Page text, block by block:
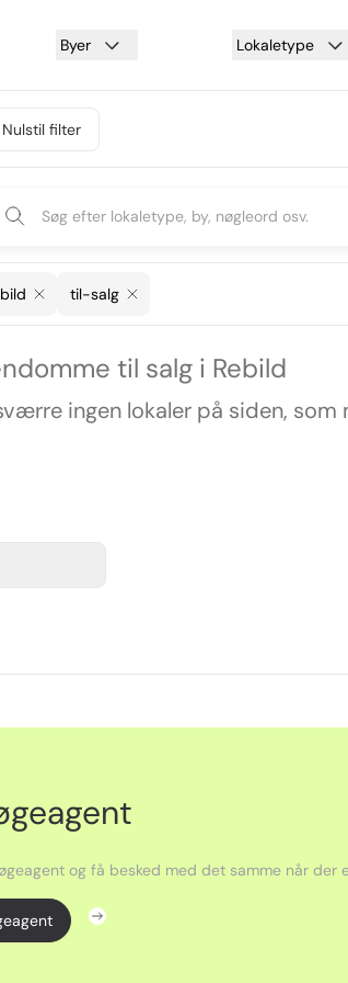
Byer Lokaletype
Nulstil filter
til-salg
til salg i Rebild
ingen lokaler på siden,
og få besked med det samme når der